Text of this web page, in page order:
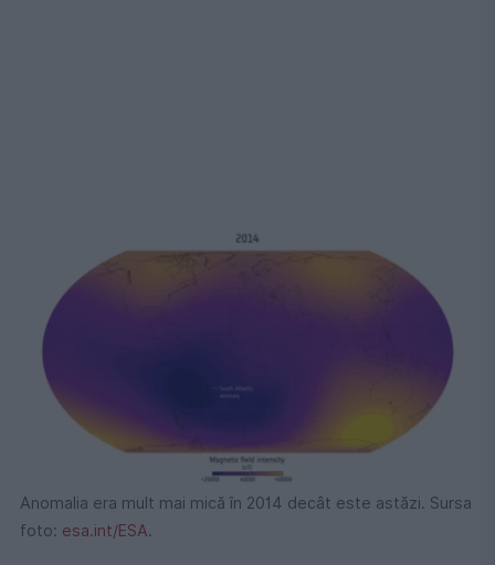
Anomalia era mult mai mică în 2014 decât este astăzi. Sursa
foto: esa.int/ESA.